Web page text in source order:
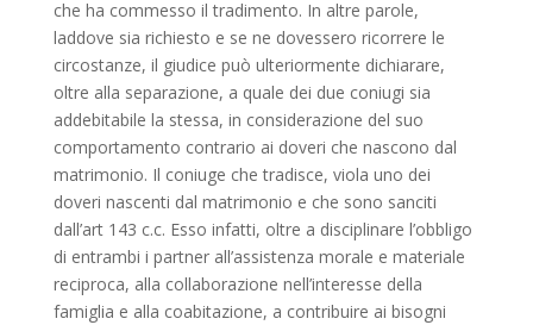
che ha commesso il tradimento. In altre parole,
laddove sia richiesto e se ne dovessero ricorrere le
circostanze, il giudice può ulteriormente dichiarare,
oltre alla separazione, a quale dei due coniugi sia
addebitabile la stessa, in considerazione del suo
comportamento contrario ai doveri che nascono dal
matrimonio. Il coniuge che tradisce, viola uno dei
doveri nascenti dal matrimonio e che sono sanciti
dall’art 143 c.c. Esso infatti, oltre a disciplinare l’obbligo
di entrambi i partner all’assistenza morale e materiale
reciproca, alla collaborazione nell’interesse della
famiglia e alla coabitazione, a contribuire ai bisogni